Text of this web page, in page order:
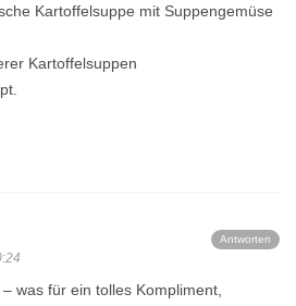
Kartoffelsuppe mit Suppengemüse
Kartoffelsuppen
Antworten
was für ein tolles Kompliment,